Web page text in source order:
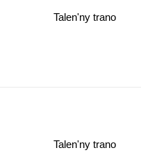
Talen'ny trano
Talen'ny trano